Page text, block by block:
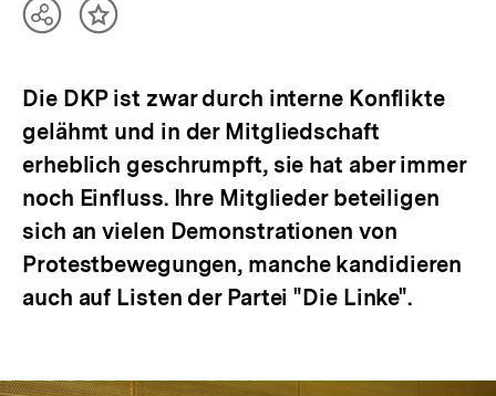
TeilenInhalt
Die DKP ist zwar durch interne Konflikte
gelähmt und in der Mitgliedschaft
erheblich geschrumpft, sie hat aber immer
noch Einfluss. Ihre Mitglieder beteiligen
sich an vielen Demonstrationen von
Protestbewegungen, manche kandidieren
auch auf Listen der Partei "Die Linke".